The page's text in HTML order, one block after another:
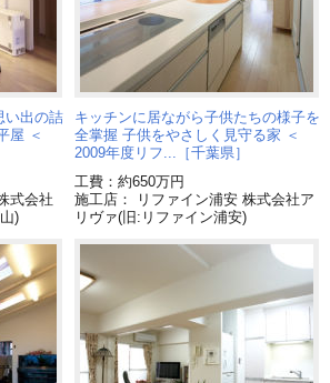
い出の詰
屋 ＜
式会社
)
キッチンに居ながら子供たちの様子を
全掌握 子供をやさしく見守る家 ＜
2009年度リフ...［千葉県］
工費：約650万円
施工店： リファイン浦安 株式会社ア
リヴァ(旧:リファイン浦安)